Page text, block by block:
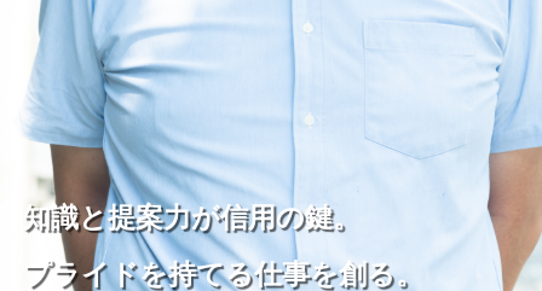
知識と提案力が信用の鍵。
プライドを持てる仕事を創る。